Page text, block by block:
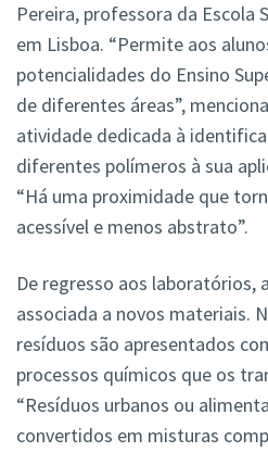
Pereira, professora da Escola
em Lisboa. “Permite aos
potencialidades do Ensino
de diferentes áreas”,
atividade dedicada à
diferentes polímeros à sua
“Há uma proximidade que
acessível e menos abstrato”.
De regresso aos laboratórios,
associada a novos materiais.
resíduos são apresentados
processos químicos que os
“Resíduos urbanos ou
convertidos em misturas